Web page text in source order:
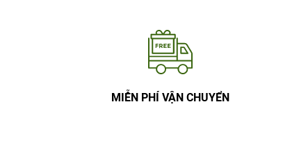
MIỄN PHÍ VẬN CHUYỂN